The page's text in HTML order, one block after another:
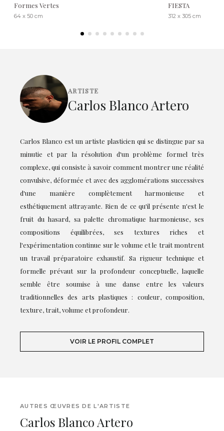
Formes Vertes
64 x 50 cm
FIESTA
312 x 305 cm
ARTISTE
Carlos Blanco Artero
Carlos Blanco est un artiste plasticien qui se distingue par sa
minutie et par la résolution d'un problème formel très
complexe, qui consiste à savoir comment montrer une réalité
convulsive, déformée et avec des agglomérations successives
d'une manière complètement harmonieuse et
esthétiquement attrayante. Rien de ce qu'il présente n'est le
fruit du hasard, sa palette chromatique harmonieuse, ses
compositions équilibrées, ses textures riches et
l'expérimentation continue sur le volume et le trait montrent
un travail préparatoire exhaustif. Sa rigueur technique et
formelle prévaut sur la profondeur conceptuelle, laquelle
semble être soumise à une danse entre les valeurs
traditionnelles des arts plastiques : couleur, composition,
texture, trait, volume et profondeur.
VOIR LE PROFIL COMPLET
AUTRES ŒUVRES DE L'ARTISTE
Carlos Blanco Artero